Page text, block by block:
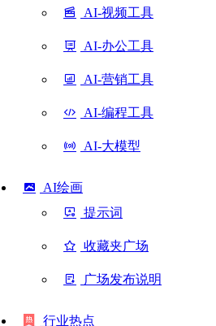
AI-视频工具
AI-办公工具
AI-营销工具
AI-编程工具
AI-大模型
AI绘画
提示词
收藏夹广场
广场发布说明
行业热点